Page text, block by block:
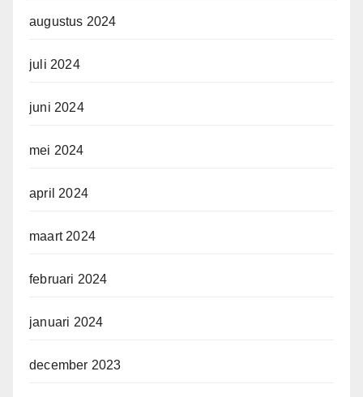
augustus 2024
juli 2024
juni 2024
mei 2024
april 2024
maart 2024
februari 2024
januari 2024
december 2023